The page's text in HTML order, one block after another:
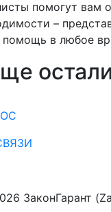
помогут вам
–
в любое
ЗаконГарант